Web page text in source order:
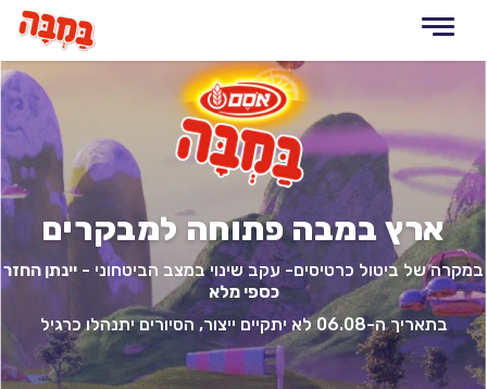
Toggle
ארץ במבה פתוחה למבקרים
במקרה של ביטול כרטיסים- עקב שינוי במצב הביטחוני - יינתן החזר
כספי מלא
בתאריך ה-06.08 לא יתקיים ייצור, הסיורים יתנהלו כרגיל